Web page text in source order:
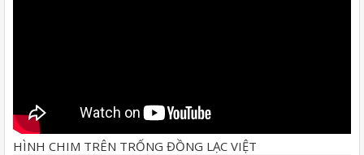
HÌNH CHIM TRÊN TRỐNG ĐỒNG LẠC VIỆT